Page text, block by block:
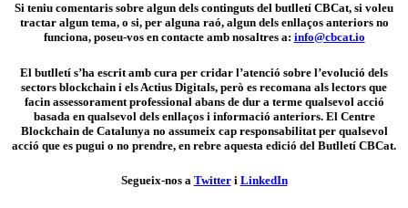
Si teniu comentaris sobre algun dels continguts del butlletí CBCat, si voleu
tractar algun tema, o si, per alguna raó, algun dels enllaços anteriors no
funciona, poseu-vos en contacte amb nosaltres a: info@cbcat.io
El butlletí s’ha escrit amb cura per cridar l’atenció sobre l’evolució dels
sectors blockchain i els Actius Digitals, però es recomana als lectors que
facin assessorament professional abans de dur a terme qualsevol acció
basada en qualsevol dels enllaços i informació anteriors. El Centre
Blockchain de Catalunya no assumeix cap responsabilitat per qualsevol
acció que es pugui o no prendre, en rebre aquesta edició del Butlletí CBCat.
Segueix-nos a Twitteri LinkedIn